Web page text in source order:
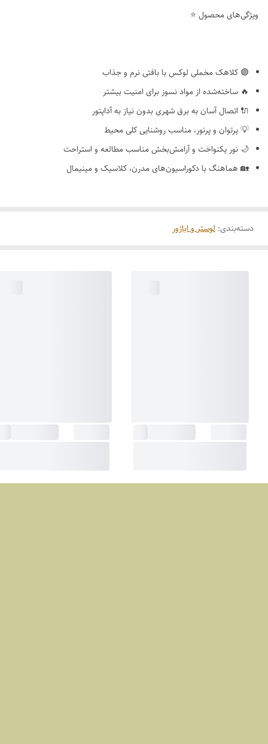
ویژگی‌های محصول ⭐
🟣 کلاهک مخملی لوکس با بافتی نرم و جذاب
🔥 ساخته‌شده از مواد نسوز برای امنیت بیشتر
🔌 اتصال آسان به برق شهری بدون نیاز به آداپتور
💡 پرتوان و پرنور، مناسب روشنایی کلی محیط
🌙 نور یکنواخت و آرامش‌بخش مناسب مطالعه و استراحت
🏡 هماهنگ با دکوراسیون‌های مدرن، کلاسیک و مینیمال
دسته‌بندی: لوستر و اباژور